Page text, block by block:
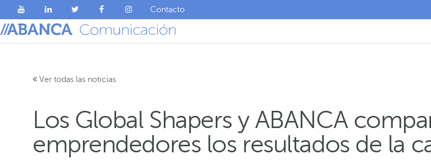
Contacto
Ver todas las noticias
Los Global Shapers y ABANCA
emprendedores los resultados de la